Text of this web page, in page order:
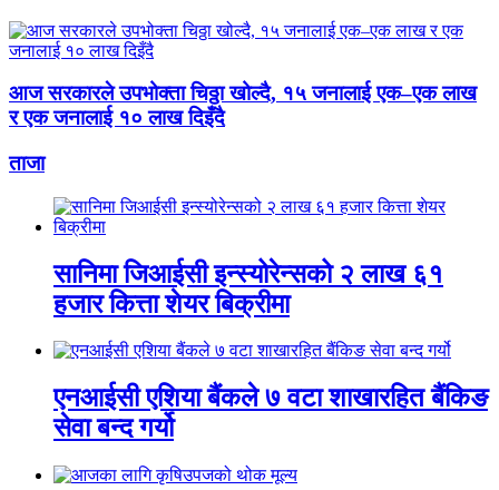
आज सरकारले उपभोक्ता चिठ्ठा खोल्दै, १५ जनालाई एक–एक लाख
र एक जनालाई १० लाख दिइँदै
ताजा
सानिमा जिआईसी इन्स्योरेन्सको २ लाख ६१
हजार कित्ता शेयर बिक्रीमा
एनआईसी एशिया बैंकले ७ वटा शाखारहित बैंकिङ
सेवा बन्द गर्यो